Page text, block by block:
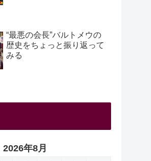
“最悪の会長”バルトメウの
歴史をちょっと振り返って
みる
2026年8月